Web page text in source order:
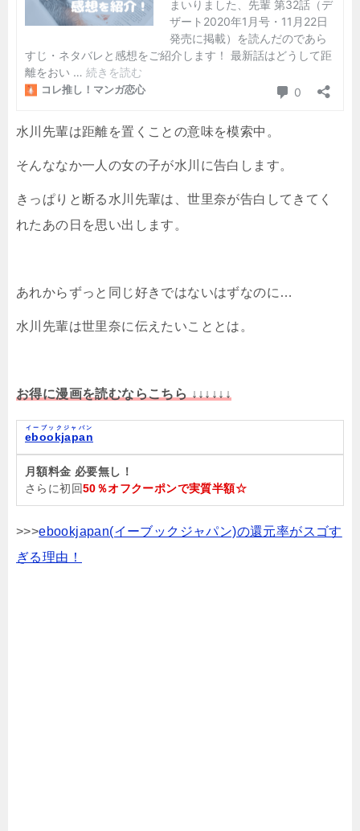
水川先輩は距離を置くことの意味を模索中。
そんななか一人の女の子が水川に告白します。
きっぱりと断る水川先輩は、世里奈が告白してきてく
れたあの日を思い出します。
あれからずっと同じ好きではないはずなのに…
水川先輩は世里奈に伝えたいこととは。
お得に漫画を読むならこちら ↓↓↓↓↓↓
ebookjapan
イーブックジャパン
月額料金 必要無し！
さらに初回50％オフクーポンで実質半額☆
>>>ebookjapan(イーブックジャパン)の還元率がスゴす
ぎる理由！